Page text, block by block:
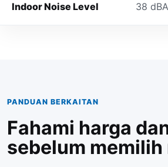
Indoor Noise Level 38
PANDUAN BERKAITAN
Fahami harga
sebelum memilih